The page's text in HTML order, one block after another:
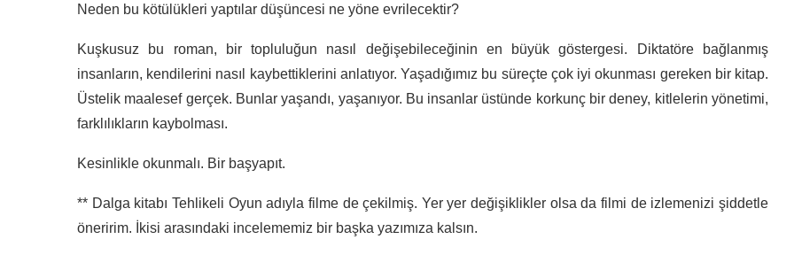
Neden bu kötülükleri yaptılar düşüncesi ne yöne evrilecektir?
Kuşkusuz bu roman, bir topluluğun nasıl değişebileceğinin en büyük göstergesi. Diktatöre bağlanmış
insanların, kendilerini nasıl kaybettiklerini anlatıyor. Yaşadığımız bu süreçte çok iyi okunması gereken bir kitap.
Üstelik maalesef gerçek. Bunlar yaşandı, yaşanıyor. Bu insanlar üstünde korkunç bir deney, kitlelerin yönetimi,
farklılıkların kaybolması.
Kesinlikle okunmalı. Bir başyapıt.
** Dalga kitabı Tehlikeli Oyun adıyla filme de çekilmiş. Yer yer değişiklikler olsa da filmi de izlemenizi şiddetle
öneririm. İkisi arasındaki incelememiz bir başka yazımıza kalsın.